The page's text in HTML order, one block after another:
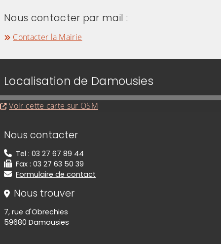
Nous contacter par mail :
Contacter la Mairie
Localisation de Damousies
Evitez la carte interactive ci-après et aller au
Voir cette carte sur OSM
Informations de contact
Nous contacter
Tel : 03 27 67 89 44
Fax : 03 27 63 50 39
Formulaire de contact
Nous trouver
7, rue d'Obrechies
59680 Damousies